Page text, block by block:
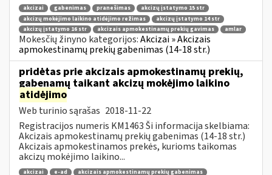
akcizai gabenimas pranešimas
akcizų įstatymo 15 str
akcizų mokėjimo laikino atidėjimo režimas
akcizų įstatymo 14 str
akcizų įstatymo 16 str
akcizais apmokestinamų prekių gavimas amlar
Mokesčių žinyno kategorijos:Akcizai » Akcizais
apmokestinamų prekių gabenimas (14-18 str.)
pridėtas prie akcizais apmokestinamų prekių,
gabenamų taikant akcizų mokėjimo laikino
atidėjimo
Web turinio sąrašas 2018-11-22
Registracijos numeris KM1463 Ši informacija skelbiama:
Akcizais apmokestinamų prekių gabenimas (14-18 str.)
Akcizais apmokestinamos prekės, kurioms taikomas
akcizų mokėjimo laikino...
akcizai e-ad
akcizais apmokestinamų prekių gabenimas